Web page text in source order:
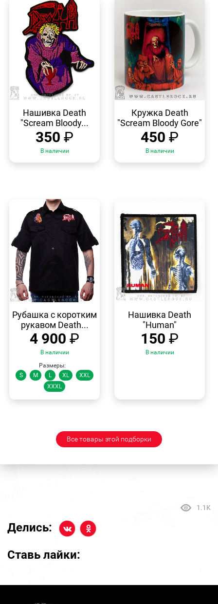
ПРОСМОТР
Нашивка Death
"Scream Bloody...
350 ₽
В наличии
ПРОСМОТР
Кружка Death
"Scream Bloody Gore"
450 ₽
В наличии
ПРОСМОТР
Рубашка с коротким
рукавом Death...
4 900 ₽
В наличии
Размеры:
S
M L XL
XXL
XXXL
ПРОСМОТР
Нашивка Death
"Human"
150 ₽
В наличии
Все товары этой подборки
1.1K
Делись:
Ставь лайки: